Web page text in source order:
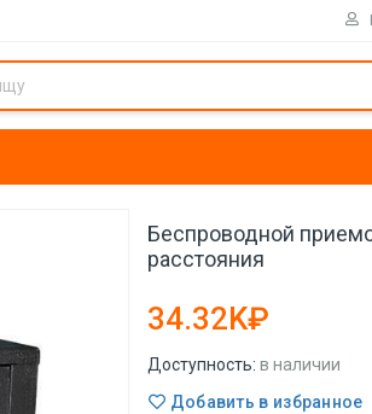
Беспроводной
расстояния
34.32K₽
Доступность: в наличии
Добавить в избранное